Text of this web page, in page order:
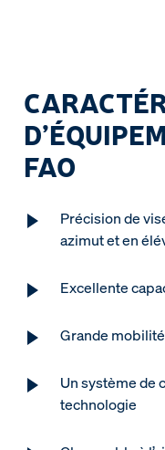
FAO
Précision de
azimut et en
Excellente
Grande
Un système de
technologie